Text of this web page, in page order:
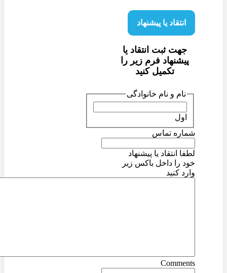
انتقاد یا پیشنهاد
جهت ثبت انتقاد یا
پیشنهاد فرم زیر را
تکمیل کنید
نام و نام خانوادگی
شماره تماس
لطفا انتقاد یا پیشنهاد
خود را داخل باکس زیر
وارد کنید
Comments